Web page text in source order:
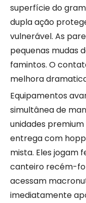
superfície do
dupla ação
vulnerável. As
pequenas mudas
famintos. O
melhora
Equipamentos
simultânea de
unidades
entrega com
mista. Eles jogam
canteiro recém-
acessam
imediatamente